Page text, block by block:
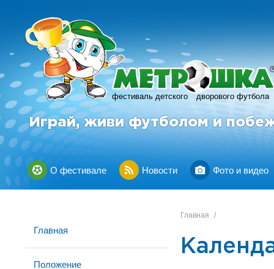
фестиваль детского дворового футбола
R
Играй, живи футболом и
О фестивале Новости Фото и видео
Главная
Положение
Главная /